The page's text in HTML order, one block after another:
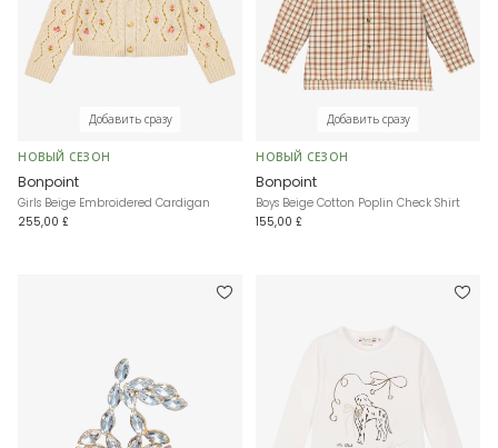
Добавить сразу
НОВЫЙ СЕЗОН
Bonpoint
Girls Beige Embroidered Cardigan
255,00 £
Добавить сразу
НОВЫЙ СЕЗОН
Bonpoint
Boys Beige Cotton Poplin Check Shirt
155,00 £